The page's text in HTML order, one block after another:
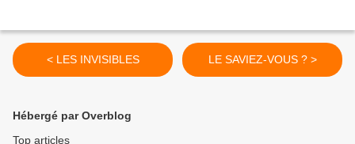
< LES INVISIBLES LE SAVIEZ-VOUS ? >
Hébergé par Overblog
Top articles